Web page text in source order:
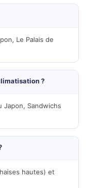
Le Palais de
?
Japon, Sandwichs
hautes) et